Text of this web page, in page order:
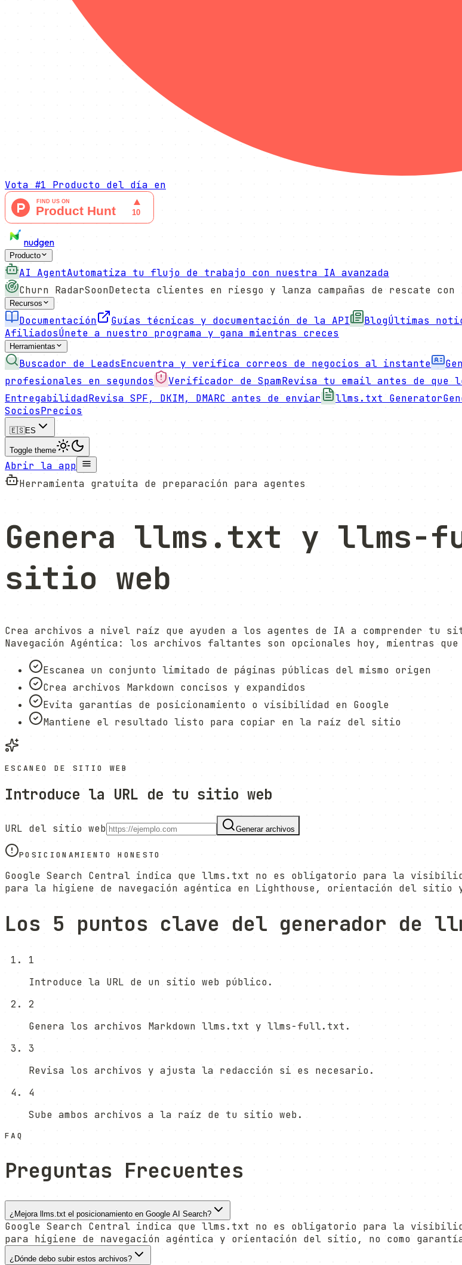
Vota #1 Producto del día en
nudgen
Producto
AI AgentAutomatiza tu flujo de trabajo con nuestra IA avanzada
Churn RadarSoonDetecta clientes en riesgo y lanza campañas de rescate con
Recursos
Documentación Guías técnicas y documentación de la API BlogÚltimas
AfiliadosÚnete a nuestro programa y gana mientras creces
Herramientas
Buscador de LeadsEncuentra y verifica correos de negocios al instante
profesionales en segundos
Verificador de SpamRevisa tu email antes de
EntregabilidadRevisa SPF, DKIM, DMARC antes de enviar llms.txt Generator
SociosPrecios
🇪🇸ES
Toggle theme
Abrir la app
Herramienta gratuita de preparación para agentes
Genera llms.txt y llms-
sitio web
Crea archivos a nivel raíz que ayuden a los agentes de IA a comprender tu
Navegación Agéntica: los archivos faltantes son opcionales hoy, mientras
Escanea un conjunto limitado de páginas públicas del mismo origen
Crea archivos Markdown concisos y expandidos
Evita garantías de posicionamiento o visibilidad en Google
Mantiene el resultado listo para copiar en la raíz del sitio
ESCANEO DE SITIO WEB
Introduce la URL de tu sitio web
URL del sitio web Generar archivos
POSICIONAMIENTO HONESTO
Google Search Central indica que llms.txt no es obligatorio para la
para la higiene de navegación agéntica en Lighthouse, orientación del
Los 5 puntos clave del generador de
1
Introduce la URL de un sitio web público.
2
Genera los archivos Markdown llms.txt y llms-full.txt.
3
Revisa los archivos y ajusta la redacción si es necesario.
4
Sube ambos archivos a la raíz de tu sitio web.
FAQ
Preguntas Frecuentes
¿Mejora llms.txt el posicionamiento en Google AI Search?
Google Search Central indica que llms.txt no es obligatorio para la
para higiene de navegación agéntica y orientación del sitio, no como
¿Dónde debo subir estos archivos?